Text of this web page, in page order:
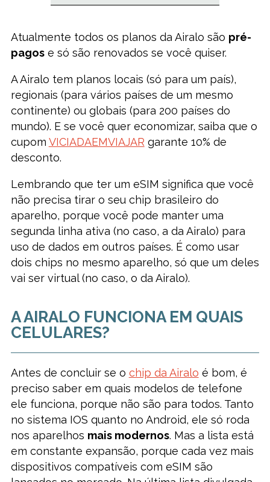
Atualmente todos os planos da Airalo são pré-
pagose só são renovados se você quiser.
A Airalo tem planos locais (só para um país),
regionais (para vários países de um mesmo
continente) ou globais (para 200 países do
mundo). E se você quer economizar, saiba que o
cupom VICIADAEMVIAJAR garante 10% de
desconto.
Lembrando que ter um eSIM significa que você
não precisa tirar o seu chip brasileiro do
aparelho, porque você pode manter uma
segunda linha ativa (no caso, a da Airalo) para
uso de dados em outros países. É como usar
dois chips no mesmo aparelho, só que um deles
vai ser virtual (no caso, o da Airalo).
A AIRALO FUNCIONA EM QUAIS
CELULARES?
Antes de concluir se o chip da Airalo é bom, é
preciso saber em quais modelos de telefone
ele funciona, porque não são para todos. Tanto
no sistema IOS quanto no Android, ele só roda
nos aparelhos mais modernos. Mas a lista está
em constante expansão, porque cada vez mais
dispositivos compatíveis com eSIM são